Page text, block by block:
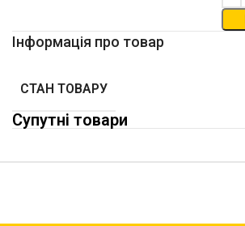
Інформація про товар
СТАН ТОВАРУ
Супутні товари